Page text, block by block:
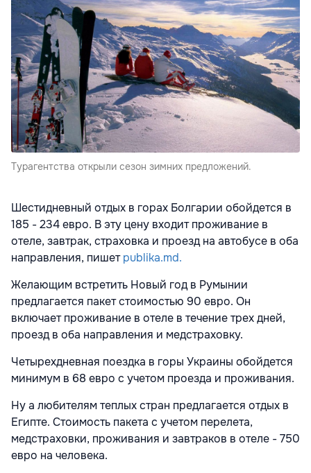
Турагентства открыли сезон зимних предложений.
Шестидневный отдых в горах Болгарии обойдется в
185 - 234 евро. В эту цену входит проживание в
отеле, завтрак, страховка и проезд на автобусе в оба
направления, пишетpublika.md.
Желающим встретить Новый год в Румынии
предлагается пакет стоимостью 90 евро. Он
включает проживание в отеле в течение трех дней,
проезд в оба направления и медстраховку.
Четырехдневная поездка в горы Украины обойдется
минимум в 68 евро с учетом проезда и проживания.
Ну а любителям теплых стран предлагается отдых в
Египте. Стоимость пакета с учетом перелета,
медстраховки, проживания и завтраков в отеле - 750
евро на человека.